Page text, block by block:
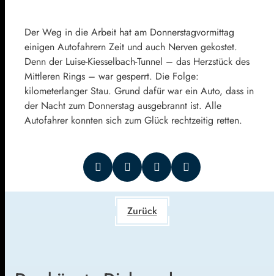
Der Weg in die Arbeit hat am Donnerstagvormittag
einigen Autofahrern Zeit und auch Nerven gekostet.
Denn der Luise-Kiesselbach-Tunnel – das Herzstück des
Mittleren Rings – war gesperrt. Die Folge:
kilometerlanger Stau. Grund dafür war ein Auto, dass in
der Nacht zum Donnerstag ausgebrannt ist. Alle
Autofahrer konnten sich zum Glück rechtzeitig retten.
Zurück